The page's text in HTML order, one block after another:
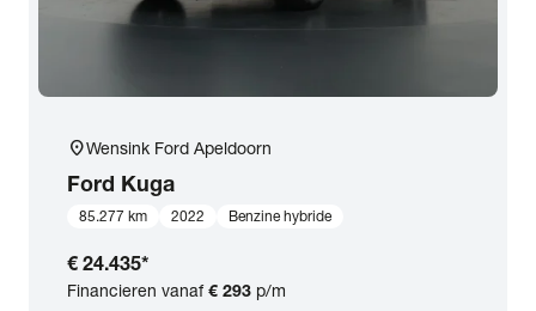
location_onWensink Ford Apeldoorn
Ford Kuga
85.277 km 2022 Benzine hybride
€ 24.435*
Financieren vanaf€ 293 p/m